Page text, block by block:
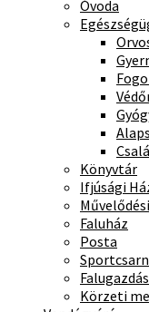
Óvoda
Könyvtár
Ifjúsági
Faluház
Posta
Körzeti